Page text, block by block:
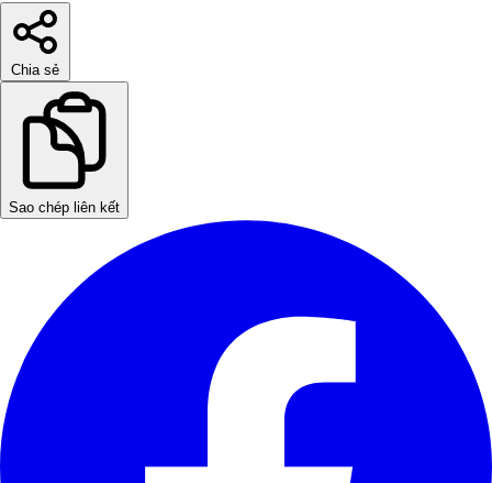
Chia sẻ
Sao chép liên kết